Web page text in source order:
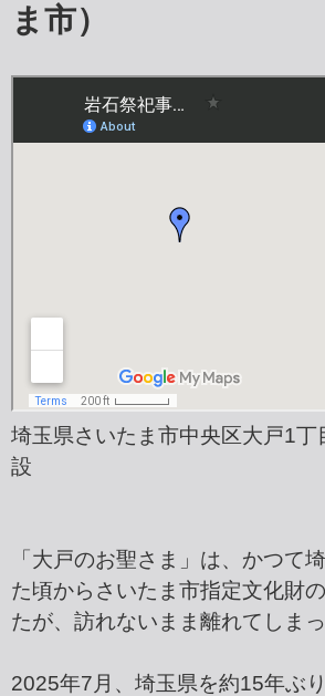
ま市）
埼玉県さいたま市中央区大戸1丁
設
「大戸のお聖さま」は、かつて
た頃からさいたま市指定文化財
たが、訪れないまま離れてしまっ
2025年7月、埼玉県を約15年ぶ